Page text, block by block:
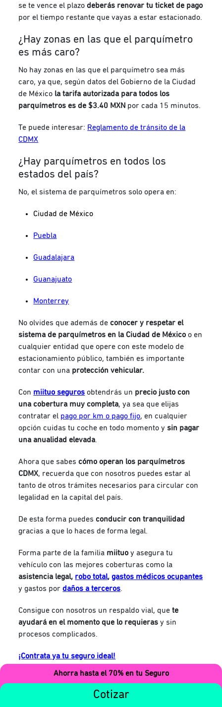
Ahorra hasta el 70% en tu Seguro
Cotizar
se te vence el plazodeberás renovar tu ticket de pago
por el tiempo restante que vayas a estar estacionado.
¿Hay zonas en las que el parquímetro
es más caro?
No hay zonas en las que el parquímetro sea más
caro, ya que, según datos del Gobierno de la Ciudad
de México la tarifa autorizada para todos los
parquímetros es de $3.40 MXN por cada 15 minutos.
Te puede interesar: Reglamento de tránsito de la
CDMX
¿Hay parquímetros en todos los
estados del país?
No, el sistema de parquímetros solo opera en:
Ciudad de México
Puebla
Guadalajara
Guanajuato
Monterrey
No olvides que además deconocer y respetar el
sistema de parquímetros en la Ciudad de México o en
cualquier entidad que opere con este modelo de
estacionamiento público, también es importante
contar con una protección vehicular.
Con miituo seguros obtendrás un precio justo con
una cobertura muy completa, ya sea que elijas
contratar el pago por km o pago fijo, en cualquier
opción cuidas tu coche en todo momento y sin pagar
una anualidad elevada.
Ahora que sabescómo operan los parquímetros
CDMX, recuerda que con nosotros puedes estar al
tanto de otros trámites necesarios para circular con
legalidad en la capital del país.
De esta forma puedes conducir con tranquilidad
gracias a que lo haces de forma legal.
Forma parte de la familia miituoy asegura tu
vehículo con las mejores coberturas como la
asistencia legal, robo total, gastos médicos ocupantes
y gastos por daños a terceros.
Consigue con nosotros un respaldo vial, quete
ayudará en el momento que lo requieras y sin
procesos complicados.
¡Contrata ya tu seguro ideal!